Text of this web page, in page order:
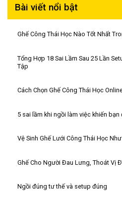
Bài viết nổi bật
Ghế Công Thái Học Nào Tốt Nhất
Tổng Hợp 18 Sai Lầm Sau 25 Lần
Tập
Cách Chọn Ghế Công Thái Học
5 sai lầm khi ngồi làm việc khiến bạn
Vệ Sinh Ghế Lưới Công Thái Học
Ghế Cho Người Đau Lưng, Thoát Vị
Ngồi đúng tư thế và setup đúng